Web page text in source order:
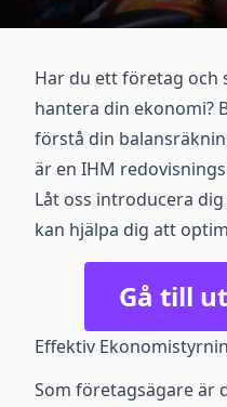
Har du ett företag
hantera din ekonomi?
förstå din
är en IHM
Låt oss introducera
kan hjälpa dig att
Gå till
Effektiv
Som företagsägare är